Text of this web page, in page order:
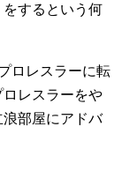
するという何
ロレスラーに転
レスラーをや
部屋にアドバ